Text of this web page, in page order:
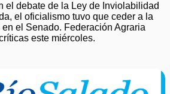
el debate de la Ley de Inviolabilidad
el oficialismo tuvo que ceder a la
el Senado. Federación Agraria
este miércoles.